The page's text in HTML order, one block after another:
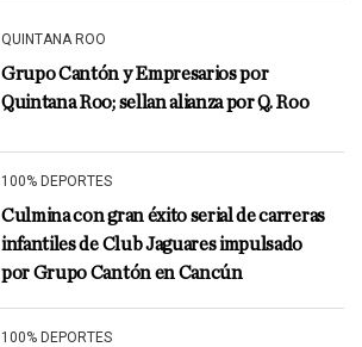
QUINTANA ROO
Grupo Cantón y Empresarios por
Quintana Roo; sellan alianza por Q. Roo
100% DEPORTES
Culmina con gran éxito serial de carreras
infantiles de Club Jaguares impulsado
por Grupo Cantón en Cancún
100% DEPORTES